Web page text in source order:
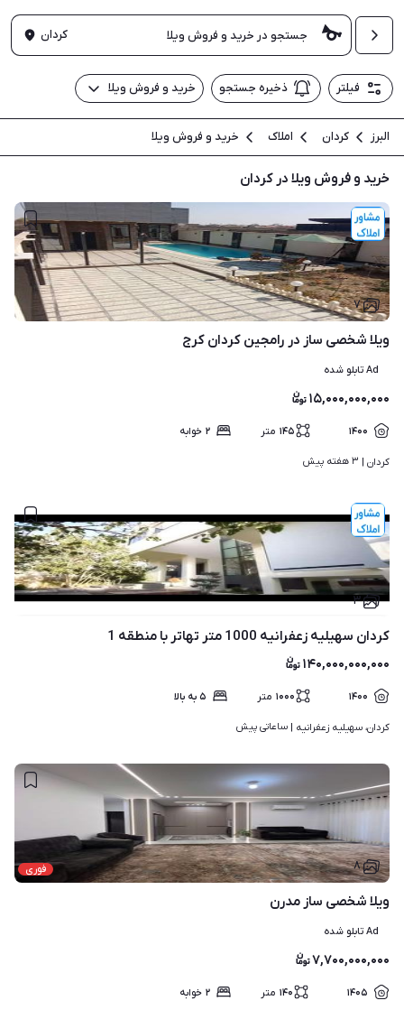
کردان
فیلتر ذخیره جستجو خرید و فروش ویلا
البرز کردان املاک خرید و فروش ویلا
خرید و فروش ویلا در کردان
۷
ویلا شخصی ساز در رامجین کردان کرج
Ad تابلو شده
۱۵,۰۰۰,۰۰۰,۰۰۰
۱۴۰۰ ۱۴۵ متر ۲ خوابه
کردان | ۳ هفته پیش
۳
کردان سهیلیه زعفرانیه 1000 متر تهاتر با منطقه 1
۱۴۰,۰۰۰,۰۰۰,۰۰۰
۱۴۰۰ ۱۰۰۰ متر ۵ به بالا
کردان، سهیلیه زعفرانیه | ساعاتی پیش
فوری ۸
ویلا شخصی ساز مدرن
Ad تابلو شده
۷,۷۰۰,۰۰۰,۰۰۰
۱۴۰۵ ۱۴۰ متر ۲ خوابه